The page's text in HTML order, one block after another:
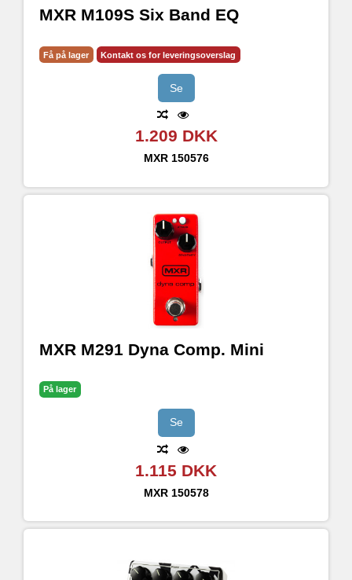
MXR M109S Six Band EQ
Få på lager Kontakt os for leveringsoverslag
Se
1.209 DKK
MXR 150576
MXR M291 Dyna Comp. Mini
På lager
Se
1.115 DKK
MXR 150578